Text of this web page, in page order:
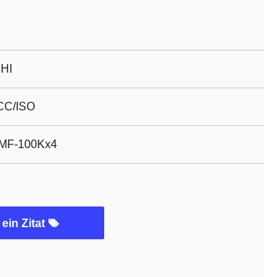
ISO
100Kx4
ein Zitat